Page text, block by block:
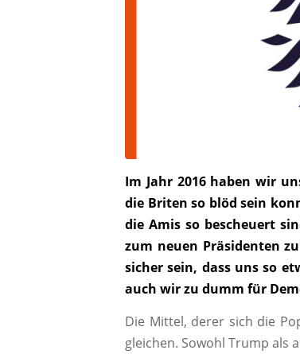
Im Jahr 2016 haben wir
die Briten so blöd sein
die Amis so bescheuert
zum neuen Präsidenten
sicher sein, dass uns so
auch wir zu dumm für
Die Mittel, derer sich die
gleichen. Sowohl Trump als